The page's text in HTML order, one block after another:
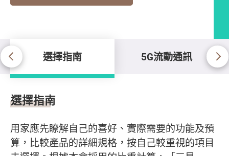
選擇指南 5G流動通訊
選擇指南
選擇指南
用家應先瞭解自己的喜好、實際需要的功能及預
算，比較產品的詳細規格，按自己較重視的項目